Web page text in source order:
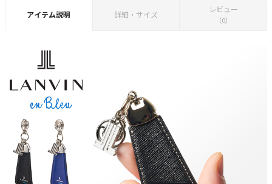
アイテム説明 詳細・サイズ
レビュー
（0）